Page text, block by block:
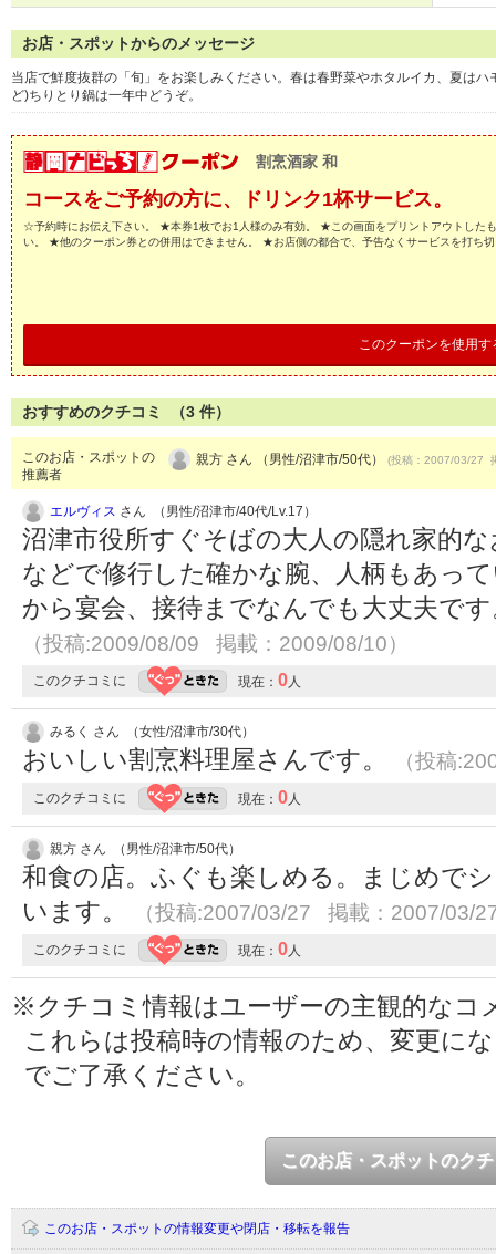
お店・スポットからのメッセージ
当店で鮮度抜群の「旬」をお楽しみください。春は春野菜やホタルイカ、夏は
ど)ちりとり鍋は一年中どうぞ。
割烹酒家 和
コースをご予約の方に、ドリンク1杯サービス。
☆予約時にお伝え下さい。 ★本券1枚でお1人様のみ有効。 ★この画面をプリントアウトした
い。 ★他のクーポン券との併用はできません。 ★お店側の都合で、予告なくサービスを打ち
このクーポンを使用す
おすすめのクチコミ （3 件）
このお店・スポットの
推薦者
親方 さん （男性/沼津市/50代） (投稿：2007/03/27
エルヴィス さん （男性/沼津市/40代/Lv.17）
沼津市役所すぐそばの大人の隠れ家的
などで修行した確かな腕、人柄もあっ
から宴会、接待までなんでも大丈夫で
（投稿:2009/08/09 掲載：2009/08/10）
このクチコミに 現在： 0人
みるく さん （女性/沼津市/30代）
おいしい割烹料理屋さんです。 （投稿
このクチコミに 現在： 0人
親方 さん （男性/沼津市/50代）
和食の店。ふぐも楽しめる。まじめで
います。
（投稿:2007/03/27 掲載：2007/03/
このクチコミに 現在： 0人
※クチコミ情報はユーザーの主観的なコ
これらは投稿時の情報のため、変更に
でご了承ください。
このお店・スポットのク
このお店・スポットの情報変更や閉店・移転を報告